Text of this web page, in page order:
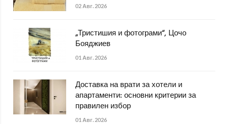
02 Авг. 2026
„Тристишия и фотограми“, Цочо
Бояджиев
01 Авг. 2026
Доставка на врати за хотели и
апартаменти: основни критерии за
правилен избор
01 Авг. 2026